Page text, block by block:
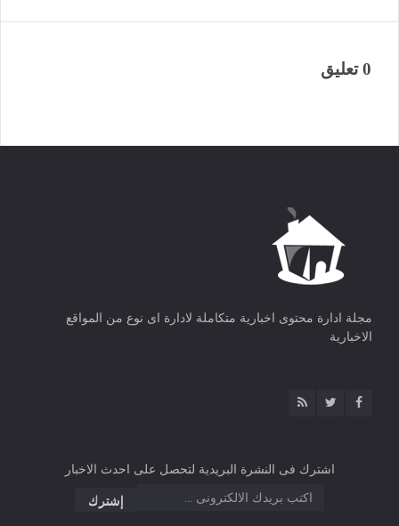
0 تعليق
مجلة ادارة محتوى اخبارية متكاملة لادارة اى نوع من المواقع
الاخبارية
اشترك فى النشرة البريدية لتحصل على احدث الاخبار